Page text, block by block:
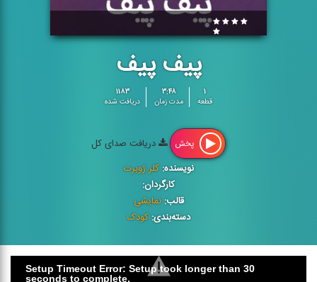
پیف پیف
۱
قطعه
۳:۴۸
مدت زمان
۱۱۸۳
دریافت شده
پخش
دریافت صدای کل
نویسنده:کلر ژوبرت
کارگردان:
قالب: نمایشی
دسته‌بندی: کودک
Setup Timeout Error: Setup took longer than 30
seconds to complete.